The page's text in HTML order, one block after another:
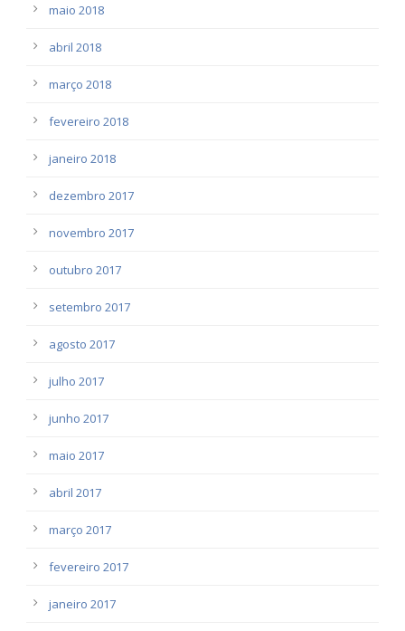
maio 2018
abril 2018
março 2018
fevereiro 2018
janeiro 2018
dezembro 2017
novembro 2017
outubro 2017
setembro 2017
agosto 2017
julho 2017
junho 2017
maio 2017
abril 2017
março 2017
fevereiro 2017
janeiro 2017